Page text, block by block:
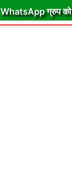
WhatsApp ग्रुप को